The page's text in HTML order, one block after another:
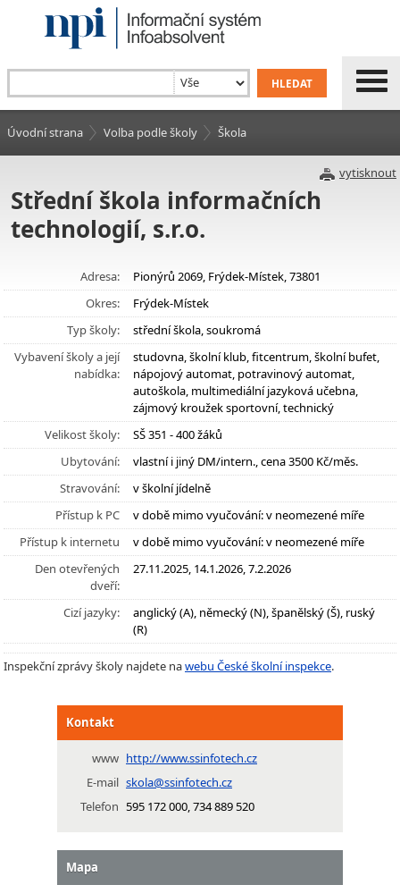
Úvodní strana Volba podle školy Škola
vytisknout
Střední škola informačních
technologií, s.r.o.
Adresa:
Pionýrů 2069, Frýdek-Místek, 73801
Okres:
Frýdek-Místek
Typ školy:
střední škola, soukromá
Vybavení školy a její
nabídka:
studovna, školní klub, fitcentrum, školní bufet,
nápojový automat, potravinový automat,
autoškola, multimediální jazyková učebna,
zájmový kroužek sportovní, technický
Velikost školy:
SŠ 351 - 400 žáků
Ubytování:
vlastní i jiný DM/intern., cena 3500 Kč/měs.
Stravování:
v školní jídelně
Přístup k PC
v době mimo vyučování: v neomezené míře
Přístup k internetu
v době mimo vyučování: v neomezené míře
Den otevřených
dveří:
27.11.2025, 14.1.2026, 7.2.2026
Cizí jazyky:
anglický (A), německý (N), španělský (Š), ruský
(R)
Inspekční zprávy školy najdete nawebu České školní inspekce.
Kontakt
www http://www.ssinfotech.cz
E-mail skola@ssinfotech.cz
Telefon 595 172 000, 734 889 520
Mapa